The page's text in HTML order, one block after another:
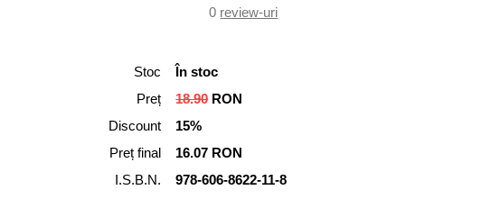
0 review-uri
Stoc
În stoc
Preț
18.90RON
Discount
15%
Preț final
16.07 RON
I.S.B.N.
978-606-8622-11-8